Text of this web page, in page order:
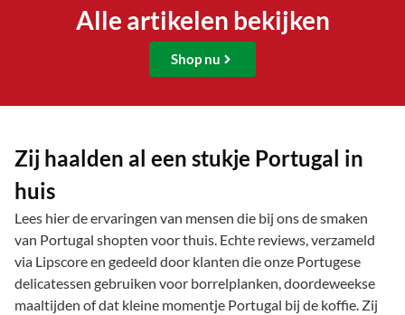
Alle artikelen bekijken
Shop nu
Zij haalden al een stukje Portugal in
huis
Lees hier de ervaringen van mensen die bij ons de smaken
van Portugal shopten voor thuis. Echte reviews, verzameld
via Lipscore en gedeeld door klanten die onze Portugese
delicatessen gebruiken voor borrelplanken, doordeweekse
maaltijden of dat kleine momentje Portugal bij de koffie. Zij